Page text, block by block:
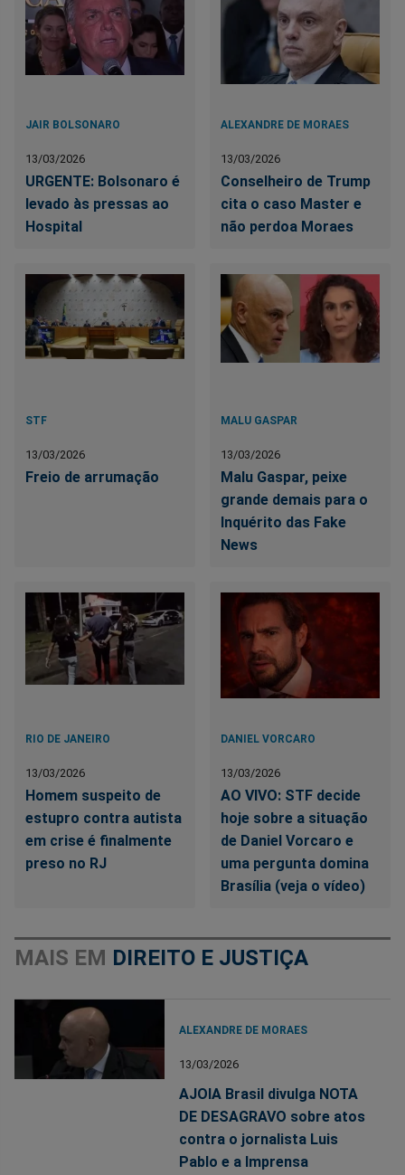
JAIR BOLSONARO
13/03/2026
URGENTE: Bolsonaro é
levado às pressas ao
Hospital
ALEXANDRE DE MORAES
13/03/2026
Conselheiro de Trump
cita o caso Master e
não perdoa Moraes
STF
13/03/2026
Freio de arrumação
MALU GASPAR
13/03/2026
Malu Gaspar, peixe
grande demais para o
Inquérito das Fake
News
RIO DE JANEIRO
13/03/2026
Homem suspeito de
estupro contra autista
em crise é finalmente
preso no RJ
DANIEL VORCARO
13/03/2026
AO VIVO: STF decide
hoje sobre a situação
de Daniel Vorcaro e
uma pergunta domina
Brasília (veja o vídeo)
MAIS EM DIREITO E JUSTIÇA
ALEXANDRE DE MORAES
13/03/2026
AJOIA Brasil divulga NOTA
DE DESAGRAVO sobre atos
contra o jornalista Luis
Pablo e a Imprensa